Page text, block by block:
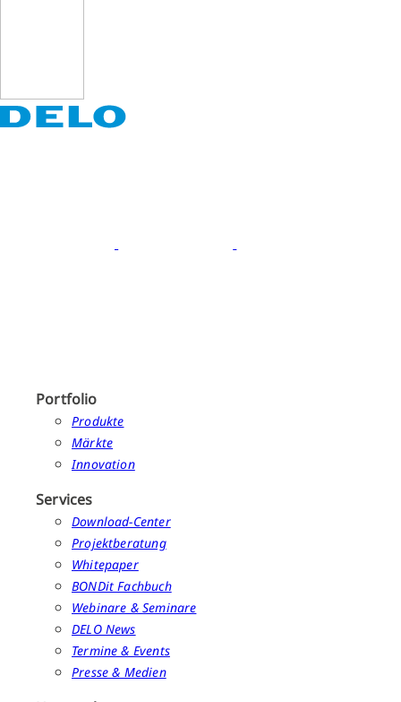
Portfolio
Produkte
Märkte
Innovation
Services
Download-Center
Projektberatung
Whitepaper
BONDit Fachbuch
Webinare & Seminare
DELO News
Termine & Events
Presse & Medien